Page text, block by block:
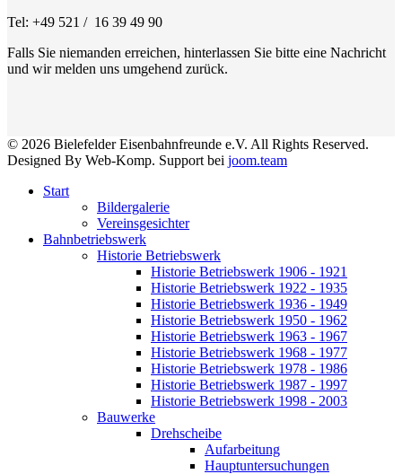
Tel: +49 521 / 16 39 49 90
Falls Sie niemanden erreichen, hinterlassen Sie bitte eine Nachricht
und wir melden uns umgehend zurück.
© 2026 Bielefelder Eisenbahnfreunde e.V. All Rights Reserved.
Designed By Web-Komp. Support bei joom.team
Start
Bildergalerie
Vereinsgesichter
Bahnbetriebswerk
Historie Betriebswerk
Historie Betriebswerk 1906 - 1921
Historie Betriebswerk 1922 - 1935
Historie Betriebswerk 1936 - 1949
Historie Betriebswerk 1950 - 1962
Historie Betriebswerk 1963 - 1967
Historie Betriebswerk 1968 - 1977
Historie Betriebswerk 1978 - 1986
Historie Betriebswerk 1987 - 1997
Historie Betriebswerk 1998 - 2003
Bauwerke
Drehscheibe
Aufarbeitung
Hauptuntersuchungen